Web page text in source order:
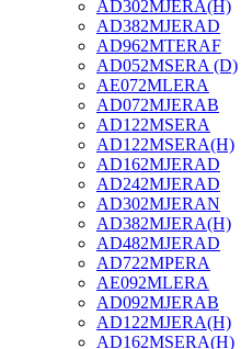
AD302MJERA(H)
AD382MJERAD
AD962MTERAF
AD052MSERA (D)
AE072MLERA
AD072MJERAB
AD122MSERA
AD122MSERA(H)
AD162MJERAD
AD242MJERAD
AD302MJERAN
AD382MJERA(H)
AD482MJERAD
AD722MPERA
AE092MLERA
AD092MJERAB
AD122MJERA(H)
AD162MSERA(H)